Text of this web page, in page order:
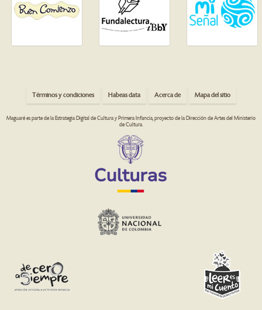
Términos y condiciones Habeas data Acerca de Mapa del sitio
Maguaré es parte de la Estrategia Digital de Cultura y Primera Infancia, proyecto de la Dirección de Artes del Ministerio
de Cultura.